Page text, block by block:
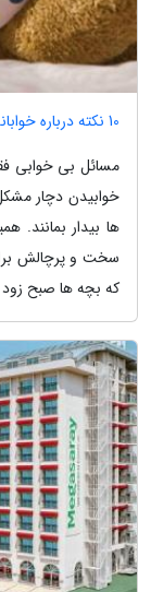
10 نکته درباره خواباندن بچه ها که تمام والدین باید بدانند
مسائل بی خوابی
خوابیدن دچار
ها بیدار
سخت و پرچالش
که بچه ها صبح